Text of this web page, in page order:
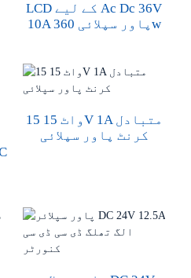
LCD کے لیے Ac Dc 36V
10A پاور سپلائی 360w
15 واٹ 15V 1A متبادل
کرنٹ پاور سپلائی